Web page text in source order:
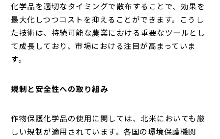
化学品を適切なタイミングで散布することで、効果を
最大化しつつコストを抑えることができます。こうし
た技術は、持続可能な農業における重要なツールとし
て成長しており、市場における注目が高まっていま
す。
規制と安全性への取り組み
作物保護化学品の使用に関しては、北米においても厳
しい規制が適用されています。各国の環境保護機関